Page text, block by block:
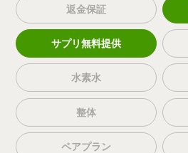
返金保証
サプリ無料提供
水素水
整体
ペアプラン